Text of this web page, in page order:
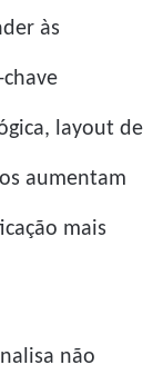
às
layout de
aumentam
mais
não